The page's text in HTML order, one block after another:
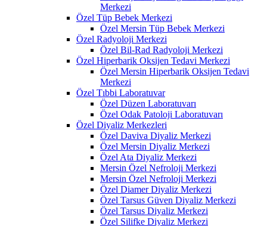
Merkezi
Özel Tüp Bebek Merkezi
Özel Mersin Tüp Bebek Merkezi
Özel Radyoloji Merkezi
Özel Bil-Rad Radyoloji Merkezi
Özel Hiperbarik Oksijen Tedavi Merkezi
Özel Mersin Hiperbarik Oksijen Tedavi
Merkezi
Özel Tıbbi Laboratuvar
Özel Düzen Laboratuvarı
Özel Odak Patoloji Laboratuvarı
Özel Diyaliz Merkezleri
Özel Daviva Diyaliz Merkezi
Özel Mersin Diyaliz Merkezi
Özel Ata Diyaliz Merkezi
Mersin Özel Nefroloji Merkezi
Mersin Özel Nefroloji Merkezi
Özel Diamer Diyaliz Merkezi
Özel Tarsus Güven Diyaliz Merkezi
Özel Tarsus Diyaliz Merkezi
Özel Silifke Diyaliz Merkezi